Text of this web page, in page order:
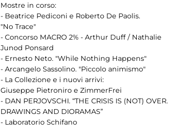
Mostre in corso:
- Beatrice Pediconi e Roberto De Paolis.
"No Trace"
- Concorso MACRO 2% - Arthur Duff / Nathalie
Junod Ponsard
- Ernesto Neto. "While Nothing Happens"
- Arcangelo Sassolino. "Piccolo animismo"
- La Collezione e i nuovi arrivi:
Giuseppe Pietroniro e ZimmerFrei
- DAN PERJOVSCHI. “THE CRISIS IS (NOT) OVER.
DRAWINGS AND DIORAMAS”
- Laboratorio Schifano